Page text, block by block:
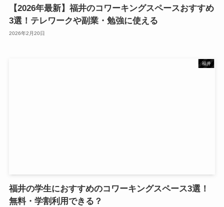
【2026年最新】福井のコワーキングスペースおすすめ
3選！テレワークや副業・勉強に使える
2026年2月20日
福井
福井の学生におすすめのコワーキングスペース3選！
無料・学割利用できる？